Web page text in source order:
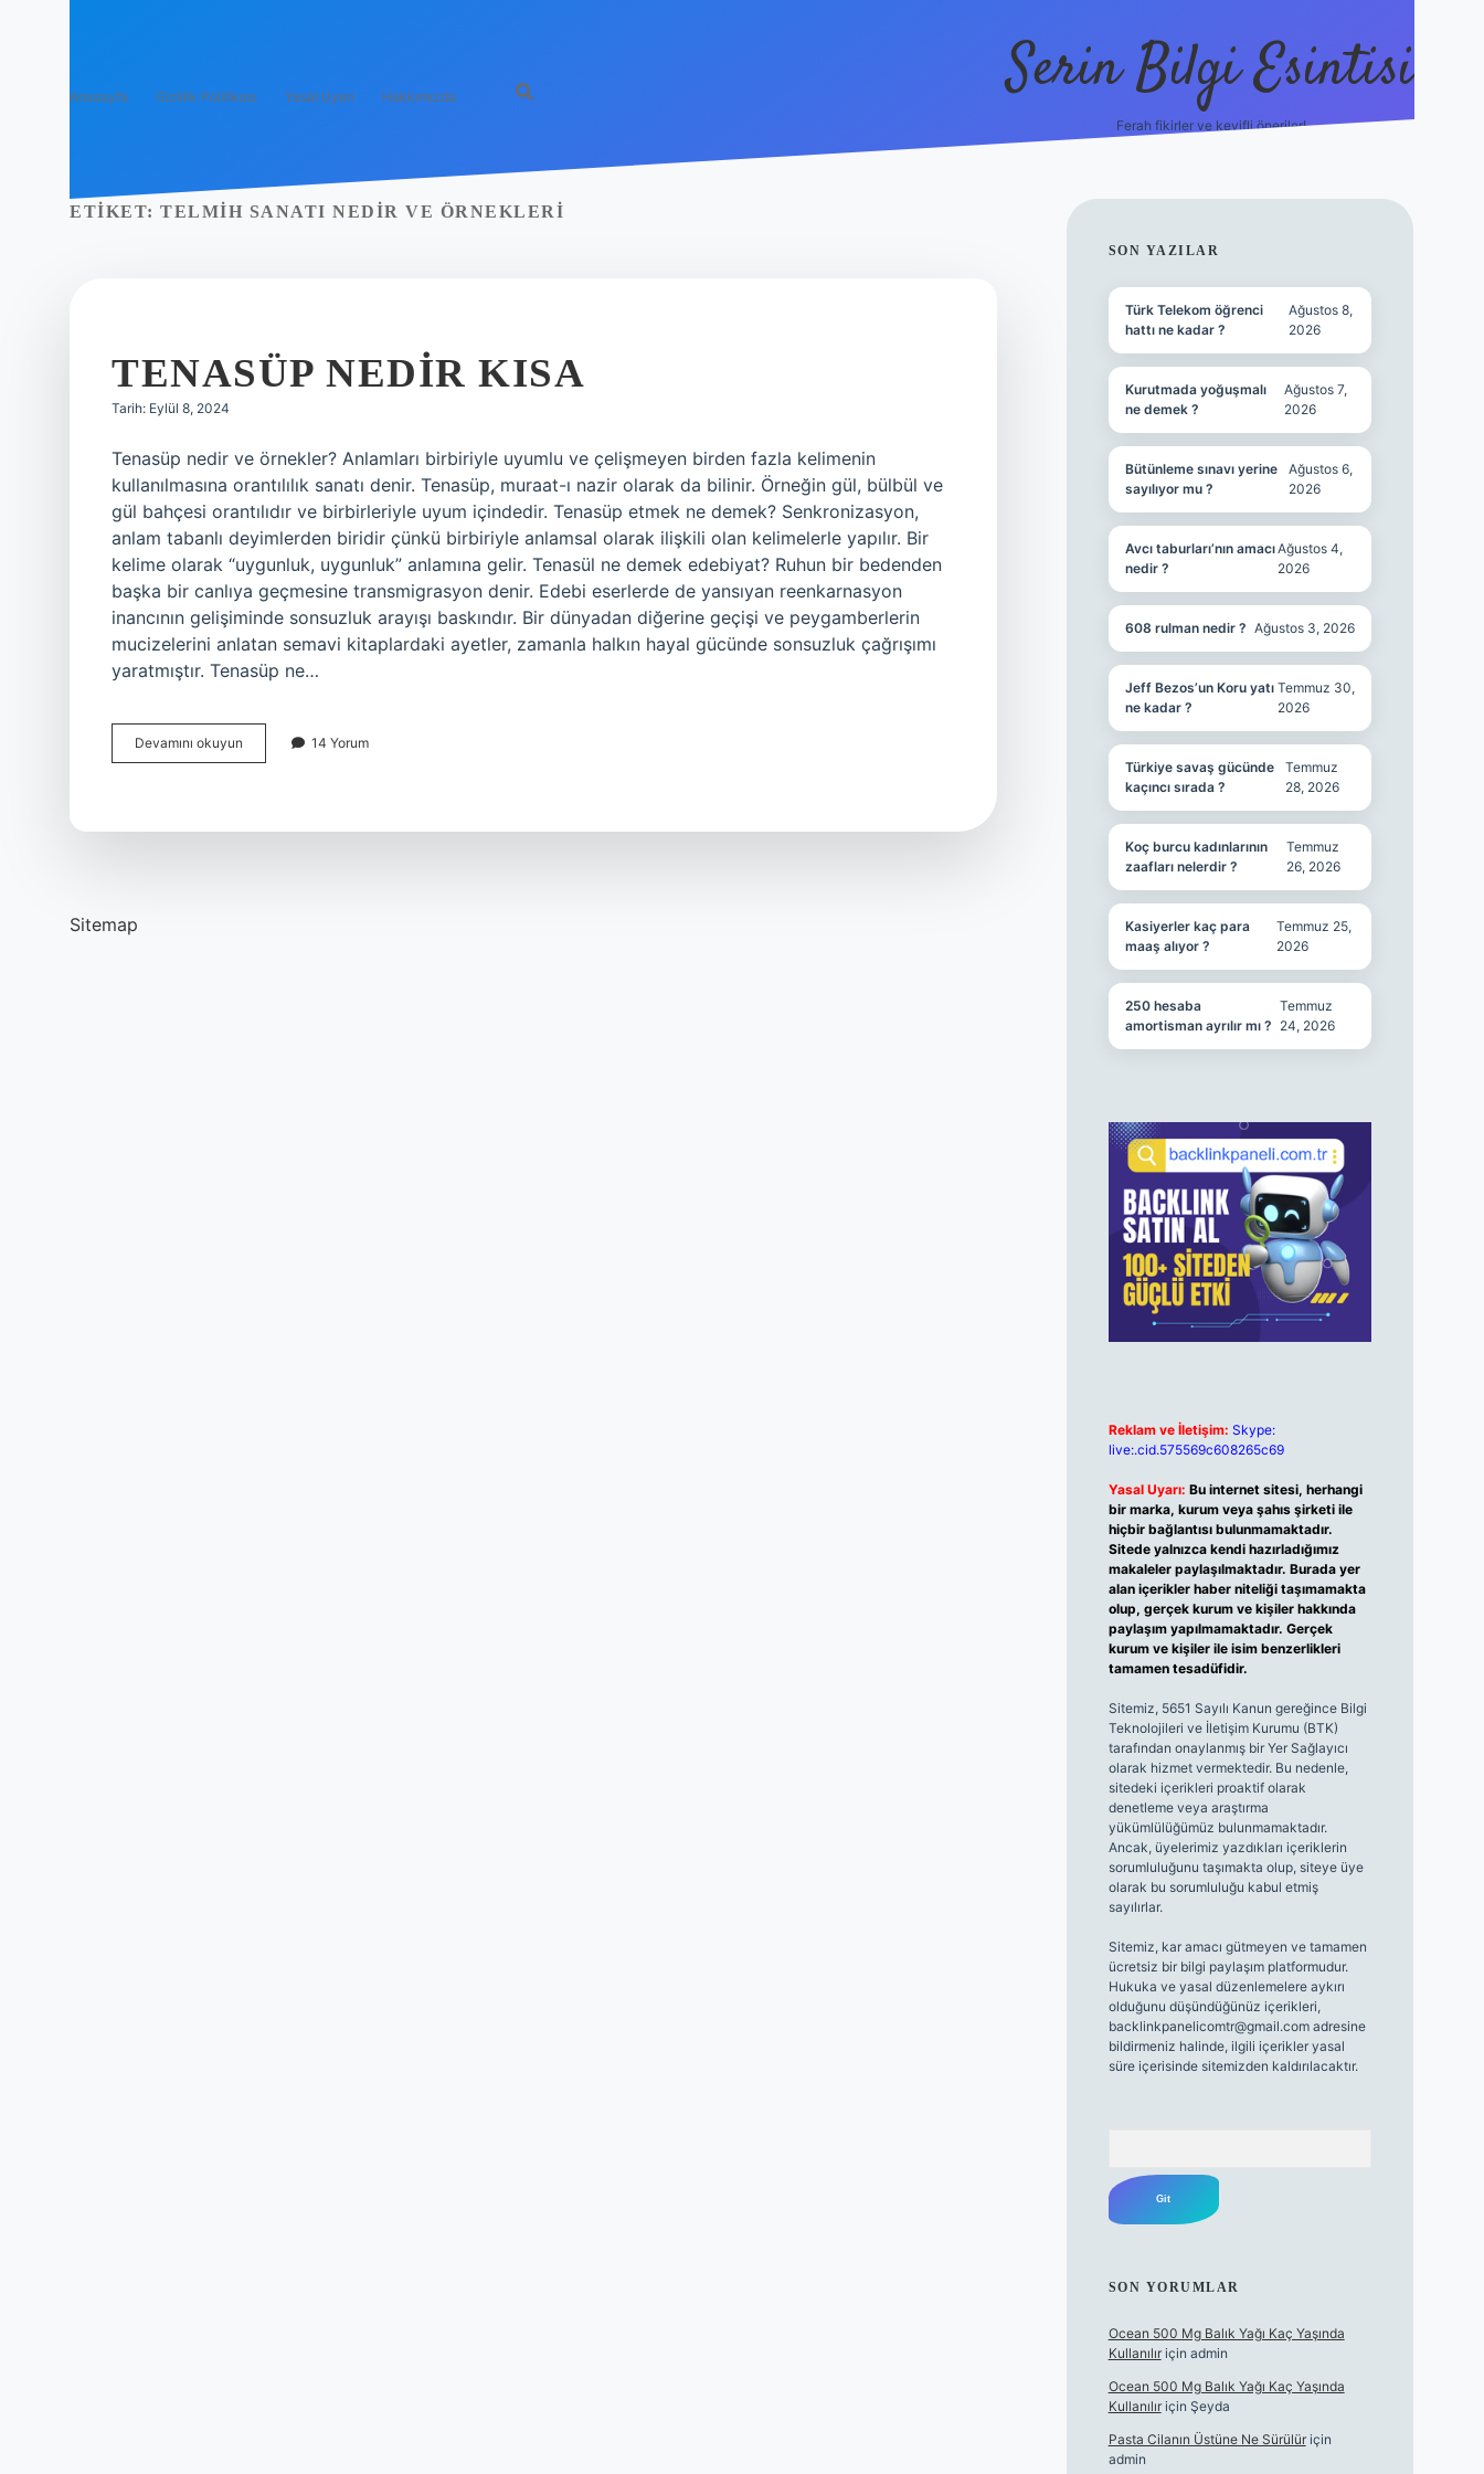
Anasayfa Gizlilik Politikası Yasal Uyarı Hakkımızda Serin Bilgi Esintisi
Ferah fikirler ve keyifli öneriler!
ETIKET: TELMIH SANATI NEDIR VE ÖRNEKLERI
TENASÜP NEDIR KISA
Tarih: Eylül 8, 2024
Tenasüp nedir ve örnekler? Anlamları birbiriyle uyumlu ve çelişmeyen birden fazla kelimenin
kullanılmasına orantılılık sanatı denir. Tenasüp, muraat-ı nazir olarak da bilinir. Örneğin gül, bülbül ve
gül bahçesi orantılıdır ve birbirleriyle uyum içindedir. Tenasüp etmek ne demek? Senkronizasyon,
anlam tabanlı deyimlerden biridir çünkü birbiriyle anlamsal olarak ilişkili olan kelimelerle yapılır. Bir
kelime olarak “uygunluk, uygunluk” anlamına gelir. Tenasül ne demek edebiyat? Ruhun bir bedenden
başka bir canlıya geçmesine transmigrasyon denir. Edebi eserlerde de yansıyan reenkarnasyon
inancının gelişiminde sonsuzluk arayışı baskındır. Bir dünyadan diğerine geçişi ve peygamberlerin
mucizelerini anlatan semavi kitaplardaki ayetler, zamanla halkın hayal gücünde sonsuzluk çağrışımı
yaratmıştır. Tenasüp ne…
Devamını okuyun Tenasüp
Nedir
14 Yorum
Sitemap
SIDEBAR
SON YAZILAR
Türk Telekom öğrenci
hattı ne kadar ?
Ağustos 8,
2026
Kurutmada yoğuşmalı
ne demek ?
Ağustos 7,
2026
Bütünleme sınavı yerine
sayılıyor mu ?
Ağustos 6,
2026
Avcı taburları’nın amacı
nedir ?
Ağustos 4,
2026
608 rulman nedir ? Ağustos 3, 2026
Jeff Bezos’un Koru yatı
ne kadar ?
Temmuz 30,
2026
Türkiye savaş gücünde
kaçıncı sırada ?
Temmuz
28, 2026
Koç burcu kadınlarının
zaafları nelerdir ?
Temmuz
26, 2026
Kasiyerler kaç para
maaş alıyor ?
Temmuz 25,
2026
250 hesaba
amortisman ayrılır mı ?
Temmuz
24, 2026
Reklam ve İletişim: Skype:
live:.cid.575569c608265c69
Yasal Uyarı: Bu internet sitesi, herhangi
bir marka, kurum veya şahıs şirketi ile
hiçbir bağlantısı bulunmamaktadır.
Sitede yalnızca kendi hazırladığımız
makaleler paylaşılmaktadır. Burada yer
alan içerikler haber niteliği taşımamakta
olup, gerçek kurum ve kişiler hakkında
paylaşım yapılmamaktadır. Gerçek
kurum ve kişiler ile isim benzerlikleri
tamamen tesadüfidir.
Sitemiz, 5651 Sayılı Kanun gereğince Bilgi
Teknolojileri ve İletişim Kurumu (BTK)
tarafından onaylanmış bir Yer Sağlayıcı
olarak hizmet vermektedir. Bu nedenle,
sitedeki içerikleri proaktif olarak
denetleme veya araştırma
yükümlülüğümüz bulunmamaktadır.
Ancak, üyelerimiz yazdıkları içeriklerin
sorumluluğunu taşımakta olup, siteye üye
olarak bu sorumluluğu kabul etmiş
sayılırlar.
Sitemiz, kar amacı gütmeyen ve tamamen
ücretsiz bir bilgi paylaşım platformudur.
Hukuka ve yasal düzenlemelere aykırı
olduğunu düşündüğünüz içerikleri,
backlinkpanelicomtr@gmail.comadresine
bildirmeniz halinde, ilgili içerikler yasal
süre içerisinde sitemizden kaldırılacaktır.
SON YORUMLAR
Ocean 500 Mg Balık Yağı Kaç Yaşında
Kullanılıriçin admin
Ocean 500 Mg Balık Yağı Kaç Yaşında
Kullanılıriçin Şeyda
Pasta Cilanın Üstüne Ne Sürülüriçin
admin
ilbet giriş